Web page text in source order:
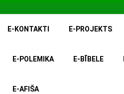
E-KONTAKTI E-PROJEKTS
E-POLEMIKA E-BĪBELE
E-AFIŠA